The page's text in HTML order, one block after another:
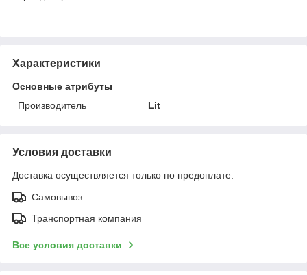
Характеристики
Основные атрибуты
Производитель
Lit
Условия доставки
Доставка осуществляется только по предоплате.
Самовывоз
Транспортная компания
Все условия доставки